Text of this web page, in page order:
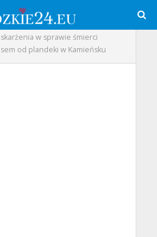
w sprawie śmierci
od plandeki w Kamieńsku